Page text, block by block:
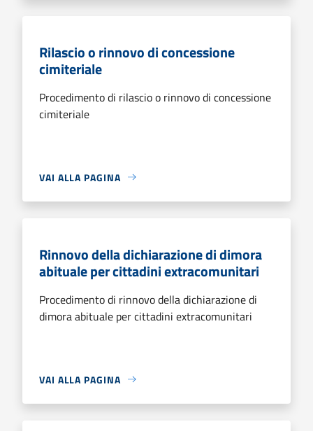
Rilascio o rinnovo di concessione
cimiteriale
Procedimento di rilascio o rinnovo di concessione
cimiteriale
VAI ALLA PAGINA
Rinnovo della dichiarazione di dimora
abituale per cittadini extracomunitari
Procedimento di rinnovo della dichiarazione di
dimora abituale per cittadini extracomunitari
VAI ALLA PAGINA